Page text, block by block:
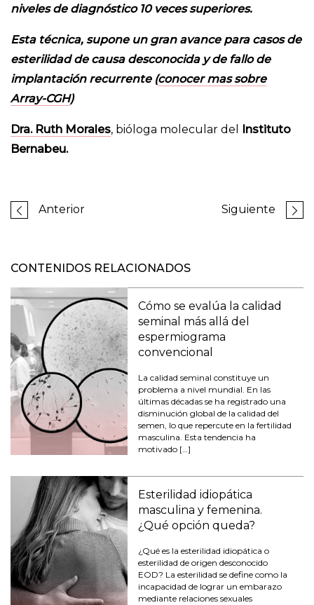
niveles de diagnóstico 10 veces superiores.
Esta técnica, supone un gran avance para casos de
esterilidad de causa desconocida y defallo de
implantación recurrente (conocer mas sobre
Array-CGH)
Dra. Ruth Morales, bióloga molecular del
Instituto
Bernabeu.
Anterior Siguiente
CONTENIDOS RELACIONADOS
Cómo se evalúa la calidad
seminal más allá del
espermiograma
convencional
La calidad seminal constituye un
problema a nivel mundial. En las
últimas décadas se ha registrado una
disminución global de la calidad del
semen, lo que repercute en la fertilidad
masculina. Esta tendencia ha
motivado […]
Esterilidad idiopática
masculina y femenina.
¿Qué opción queda?
¿Qué es la esterilidad idiopática o
esterilidad de origen desconocido
EOD? La esterilidad se define como la
incapacidad de lograr un embarazo
mediante relaciones sexuales